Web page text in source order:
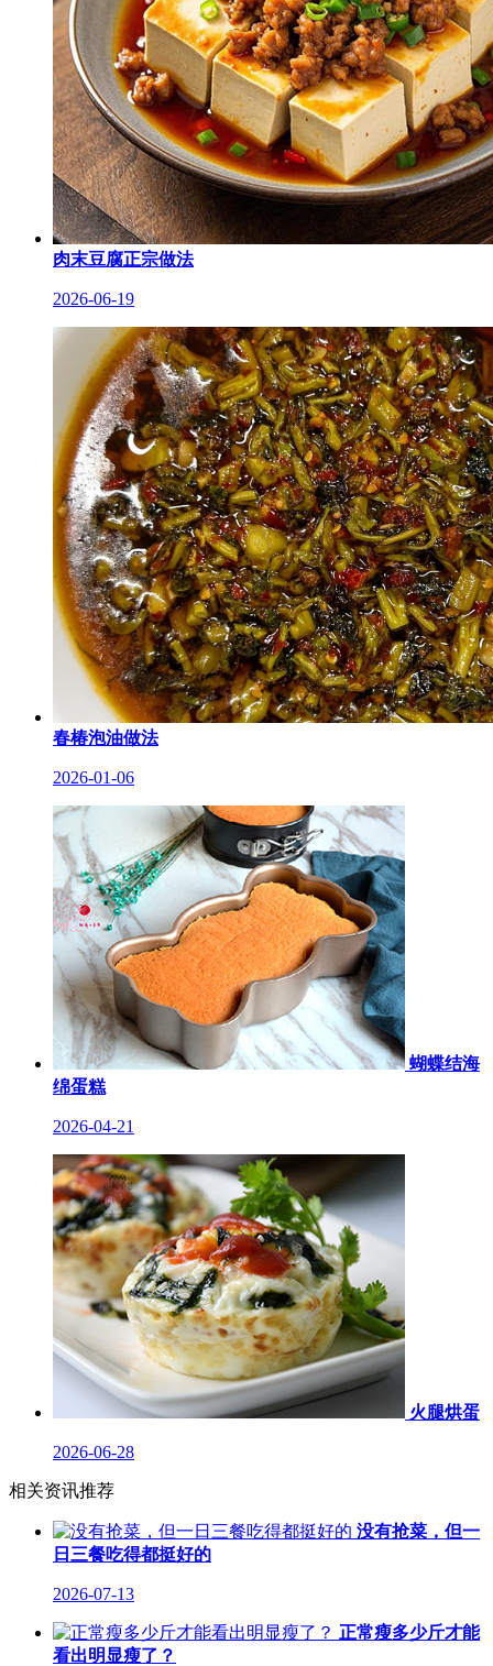
肉末豆腐正宗做法
2026-06-19
春椿泡油做法
2026-01-06
蝴蝶结海
绵蛋糕
2026-04-21
火腿烘蛋
2026-06-28
相关资讯推荐
没有抢菜，但一
日三餐吃得都挺好的
2026-07-13
正常瘦多少斤才能
看出明显瘦了？